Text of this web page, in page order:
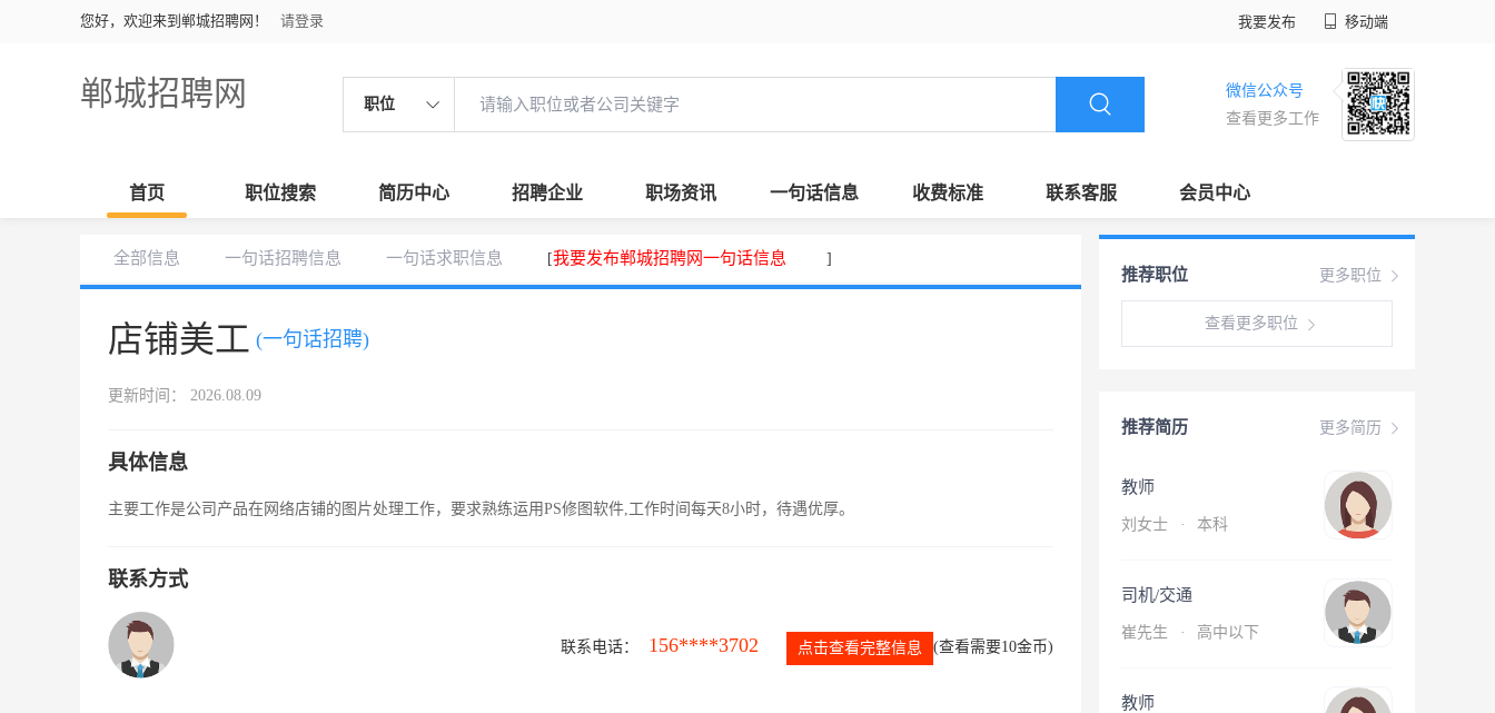
您好，欢迎来到郸城招聘网！ 请登录 我要发布 移动端
郸城招聘网 职位
微信公众号
查看更多工作
首页 职位搜索 简历中心 招聘企业 职场资讯 一句话信息 收费标准 联系客服 会员中心
全部信息 一句话招聘信息 一句话求职信息 [我要发布郸城招聘网一句话信息 ]
店铺美工 (一句话招聘)
更新时间： 2026.08.09
具体信息
主要工作是公司产品在网络店铺的图片处理工作，要求熟练运用PS修图软件,工作时间每天8小时，待遇优厚。
联系方式
联系电话： 156****3702 点击查看完整信息 (查看需要10金币)
更多职位
推荐职位
查看更多职位
更多简历
推荐简历
教师
刘女士 · 本科
司机/交通
崔先生 · 高中以下
教师